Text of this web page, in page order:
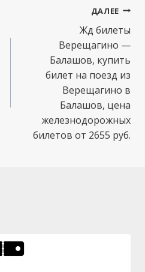
ДАЛЕЕ
Жд билеты
Верещагино —
Балашов, купить
билет на поезд из
Верещагино в
Балашов, цена
железнодорожных
билетов от 2655 руб.